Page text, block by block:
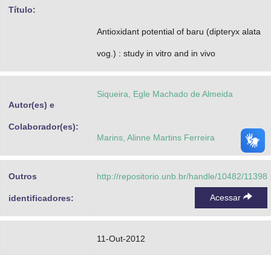
Título:
Antioxidant potential of baru (dipteryx alata
vog.) : study in vitro and in vivo
Autor(es) e
Colaborador(es):
Siqueira, Egle Machado de Almeida
Marins, Alinne Martins Ferreira
Outros
identificadores:
http://repositorio.unb.br/handle/10482/11398
Acessar
11-Out-2012